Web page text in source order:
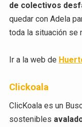
de colectivos
quedar con Adela
toda la situación se
Ir a la web de
Clickoala
ClicKoala es un
sostenibles